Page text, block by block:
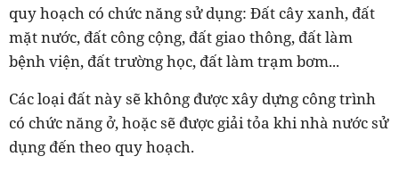
quy hoạch có chức năng sử dụng: Đất cây xanh, đất
mặt nước, đất công cộng, đất giao thông, đất làm
bệnh viện, đất trường học, đất làm trạm bơm...
Các loại đất này sẽ không được xây dựng công trình
có chức năng ở, hoặc sẽ được giải tỏa khi nhà nước sử
dụng đến theo quy hoạch.